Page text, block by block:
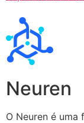
Neuren
O Neuren é uma